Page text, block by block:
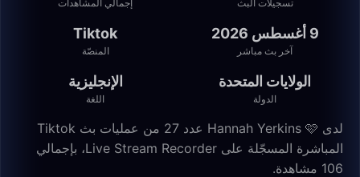
تسجيلات البث إجمالي المشاهدات
9 أغسطس 2026
آخر بث مباشر
Tiktok
المنصّة
الولايات المتحدة
الدولة
الإنجليزية
اللغة
لدى Hannah Yerkins 🩷 عدد 27 من عمليات بث Tiktok
المباشرة المسجّلة على Live Stream Recorder، بإجمالي
106 مشاهدة.